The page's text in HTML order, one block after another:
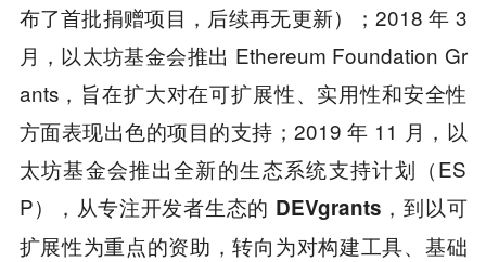
布了首批捐赠项目，后续再无更新）；2018 年 3
月，以太坊基金会推出 Ethereum Foundation Gr
ants，旨在扩大对在可扩展性、实用性和安全性
方面表现出色的项目的支持；2019 年 11 月，以
太坊基金会推出全新的生态系统支持计划（ES
P）， 从专注开发者生态的 DEVgrants，到以可
扩展性为重点的资助，转向为对构建工具、基础